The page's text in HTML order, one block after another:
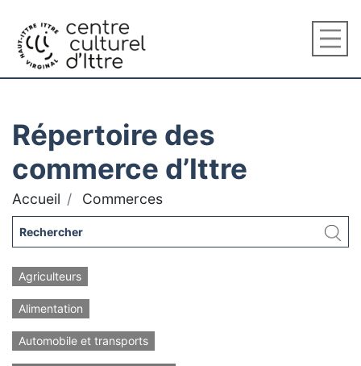
Répertoire des
commerce d’Ittre
Accueil Commerces
Agriculteurs
Alimentation
Automobile et transports